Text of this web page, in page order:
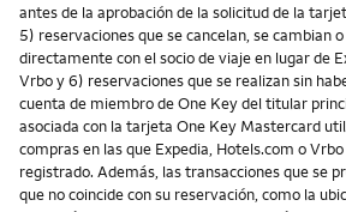
antes de la aprobación de la solicitud de la
5) reservaciones que se cancelan, se cambian
directamente con el socio de viaje en lugar de
Vrbo y 6) reservaciones que se realizan sin
cuenta de miembro de One Key del titular
asociada con la tarjeta One Key Mastercard
compras en las que Expedia, Hotels.com o
registrado. Además, las transacciones que se
que no coincide con su reservación, como la